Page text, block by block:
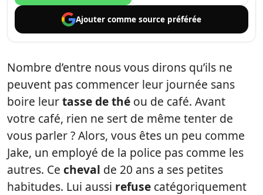
Ajouter comme source préférée
Nombre d’entre nous vous dirons qu’ils ne
peuvent pas commencer leur journée sans
boire leurtasse de thé ou de café. Avant
votre café, rien ne sert de même tenter de
vous parler ? Alors, vous êtes un peu comme
Jake, un employé de la police pas comme les
autres. Ce cheval de 20 ans a ses petites
habitudes. Lui aussi refuse catégoriquement